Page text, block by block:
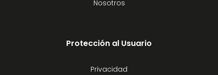
Nosotros
Protección al Usuario
Privacidad